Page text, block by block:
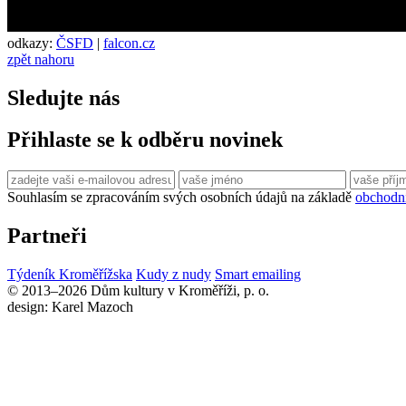
odkazy: ČSFD | falcon.cz
zpět nahoru
Sledujte nás
Přihlaste se k odběru novinek
Souhlasím se zpracováním svých osobních údajů na základě
Partneři
Týdeník Kroměřížska Kudy z nudy Smart emailing
© 2013–2026 Dům kultury v Kroměříži, p. o.
design: Karel Mazoch